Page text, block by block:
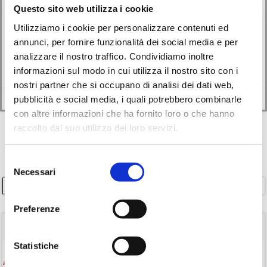
Questo sito web utilizza i cookie
Utilizziamo i cookie per personalizzare contenuti ed
annunci, per fornire funzionalità dei social media e per
analizzare il nostro traffico. Condividiamo inoltre
informazioni sul modo in cui utilizza il nostro sito con i
nostri partner che si occupano di analisi dei dati web,
pubblicità e social media, i quali potrebbero combinarle
con altre informazioni che ha fornito loro o che hanno
raccolto dal suo utilizzo dei loro servizi.
delNecessari
Preferenze
Statistiche
29/12/2024
In questo episodio del podcast “La Strada di Mattoni Gialli” analizziamo
“Stabat Mater” di Tiziano Scarpa, esplorando i suoi temi di solitudine,
ricerca interiore e musica come rifugio emotivo.
Leggi di più
attività per bambini Attività per ragazzi